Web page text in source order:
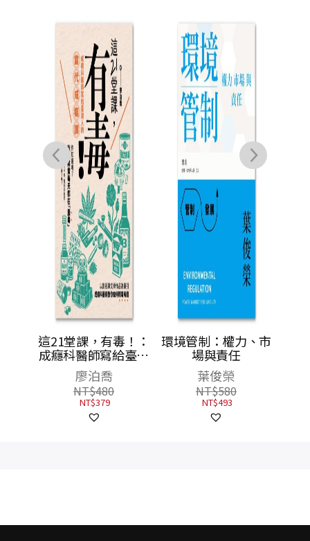
環境管制：權力、市
場與責任
葉俊榮
NT$580
NT$493
買進名校：特權與財
富的遊戲，美國史上
最大入學詐欺案
梅麗莎．寇恩, 珍妮
佛．李維茲
NT$ 600
NT$ 474